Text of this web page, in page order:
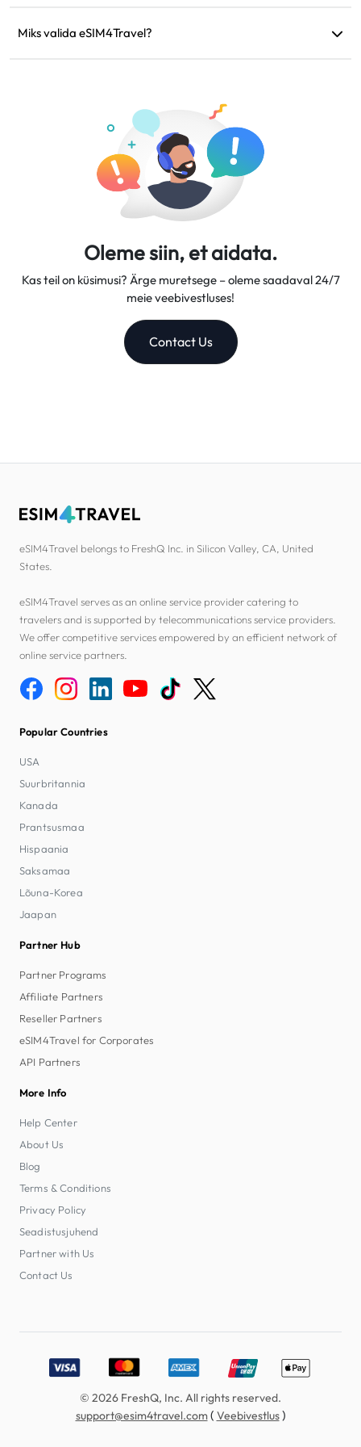
tehnilised probleemid, saate taotleda tagasimakset.
Miks valida eSIM4Travel?
Oleme siin, et aidata.
Kas teil on küsimusi? Ärge muretsege – oleme saadaval 24/7
meie veebivestluses!
Contact Us
eSIM4Travel belongs to FreshQ Inc. in Silicon Valley, CA, United
States.
eSIM4Travel serves as an online service provider catering to
travelers and is supported by telecommunications service providers.
We offer competitive services empowered by an efficient network of
online service partners.
Popular Countries
USA
Suurbritannia
Kanada
Prantsusmaa
Hispaania
Saksamaa
Lõuna-Korea
Jaapan
Partner Hub
Partner Programs
Affiliate Partners
Reseller Partners
eSIM4Travel for Corporates
API Partners
More Info
Help Center
About Us
Blog
Terms & Conditions
Privacy Policy
Seadistusjuhend
Partner with Us
Contact Us
Accepted payment methods: Visa, MasterCard, American
© 2026 FreshQ, Inc. All rights reserved.
support@esim4travel.com( Veebivestlus)